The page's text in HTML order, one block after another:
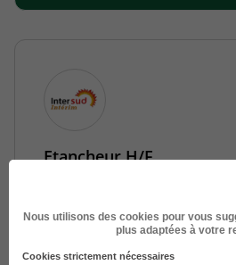
Etancheur H/F
Intersud Intérim
Publié le 7 août 2026
Nous utilisons des cookies pour vous
plus adaptées à votre
Cookies strictement nécessaires